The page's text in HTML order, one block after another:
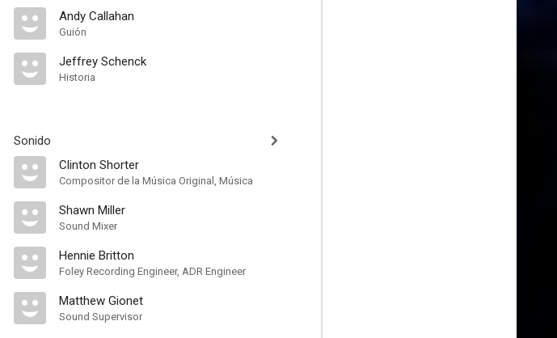
Andy Callahan
Guión
Jeffrey Schenck
Historia
Sonido
Clinton Shorter
Compositor de la Música Original, Música
Shawn Miller
Sound Mixer
Hennie Britton
Foley Recording Engineer, ADR Engineer
Matthew Gionet
Sound Supervisor